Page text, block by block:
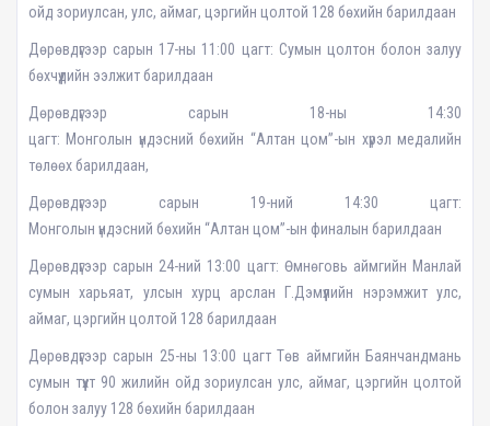
ойд зориулсан, улс, аймаг, цэргийн цолтой 128 бөхийн барилдаан
Дөрөвдүгээр сарын 17-ны 11:00 цагт: Сумын цолтон болон залуу
бөхчүүдийн ээлжит барилдаан
Дөрөвдүгээр сарын 18-ны 14:30
цагт: Монголын үндэсний бөхийн “Алтан цом”-ын хүрэл медалийн
төлөөх барилдаан,
Дөрөвдүгээр сарын 19-ний 14:30 цагт:
Монголын үндэсний бөхийн “Алтан цом”-ын финалын барилдаан
Дөрөвдүгээр сарын 24-ний 13:00 цагт: Өмнөговь аймгийн Манлай
сумын харьяат, улсын хурц арслан Г.Дэмүүлийн нэрэмжит улс,
аймаг, цэргийн цолтой 128 барилдаан
Дөрөвдүгээр сарын 25-ны 13:00 цагт Төв аймгийн Баянчандмань
сумын түүхт 90 жилийн ойд зориулсан улс, аймаг, цэргийн цолтой
болон залуу 128 бөхийн барилдаан